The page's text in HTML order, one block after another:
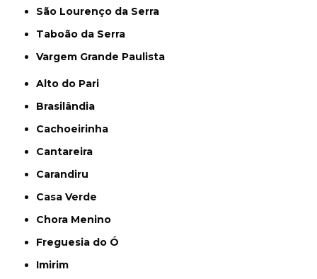
São Lourenço da Serra
Taboão da Serra
Vargem Grande Paulista
Alto do Pari
Brasilândia
Cachoeirinha
Cantareira
Carandiru
Casa Verde
Chora Menino
Freguesia do Ó
Imirim